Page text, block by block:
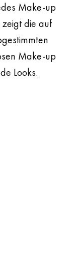
Make-up
zeigt die auf
Make-up
Looks.